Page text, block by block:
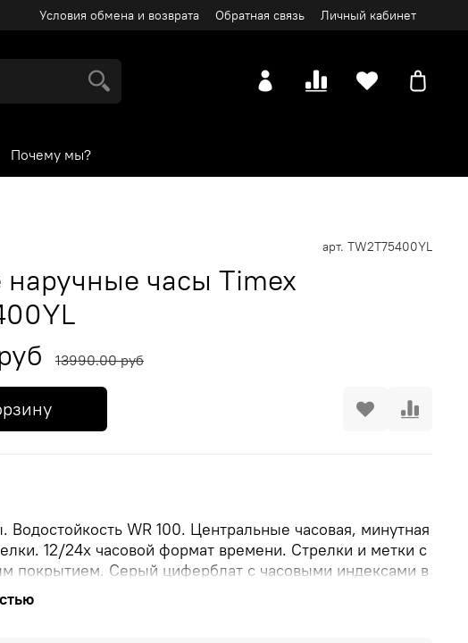
Условия обмена и возврата Обратная связь Личный кабинет
Почему мы?
арт. TW2T75400YL
часы Timex
13990.00 руб
Водостойкость WR 100. Центральные часовая, минутная
12/24х часовой формат времени. Стрелки и метки с
покрытием. Серый циферблат с часовыми индексами в
цифр. Корпус выполнен из нержавеющей стали.
41 мм. Устойчивое к возникновению мелких